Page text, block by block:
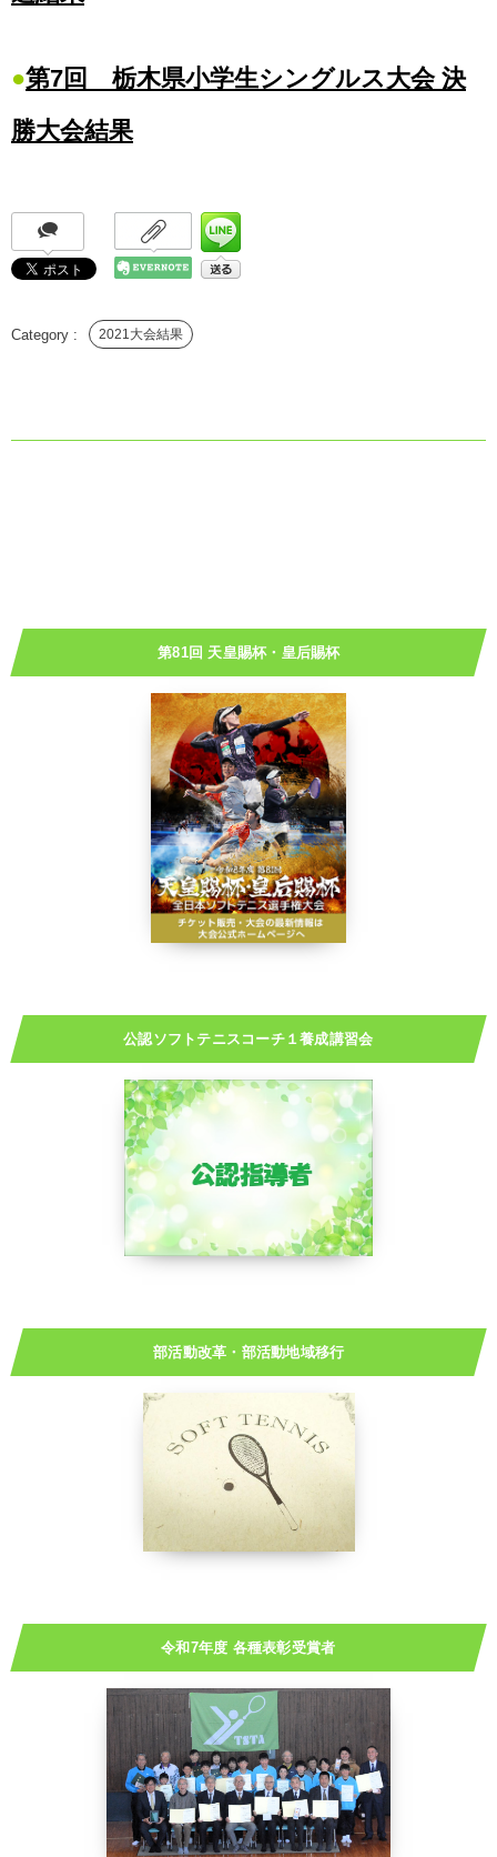
●第7回 栃木県小学生シングルス大会 決
勝大会結果
2021大会結果
第81回 天皇賜杯・皇后賜杯
公認ソフトテニスコーチ１養成講習会
部活動改革・部活動地域移行
令和7年度 各種表彰受賞者